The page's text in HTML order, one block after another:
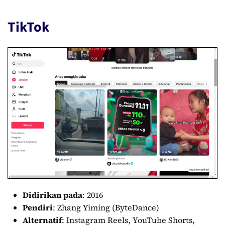
TikTok
Didirikan pada: 2016
Pendiri: Zhang Yiming (ByteDance)
Alternatif: Instagram Reels, YouTube Shorts,